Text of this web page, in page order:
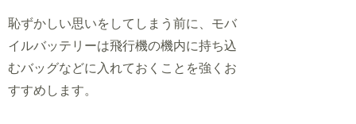
恥ずかしい思いをしてしまう前に、モバ
イルバッテリーは飛行機の機内に持ち込
むバッグなどに入れておくことを強くお
すすめします。